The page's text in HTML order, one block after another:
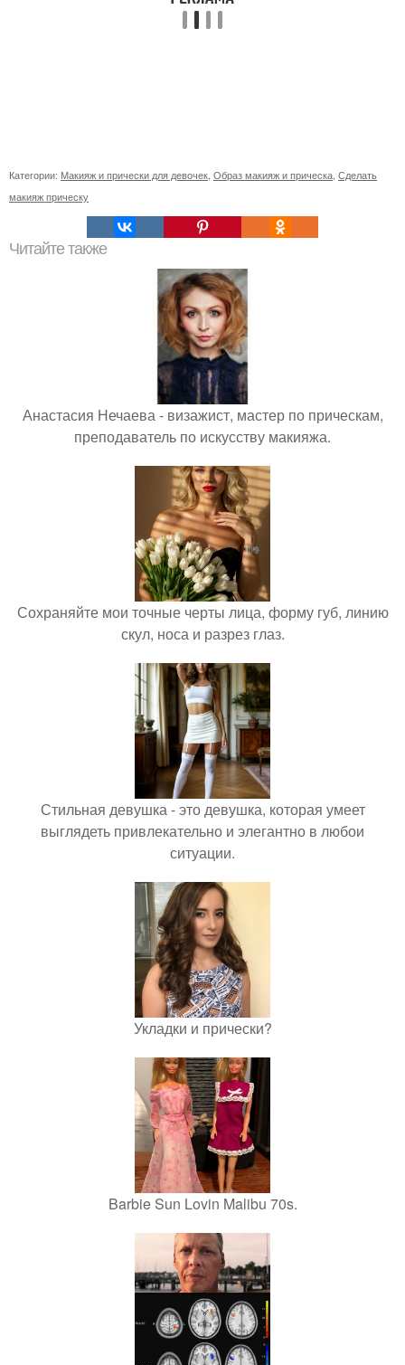
Категории: Макияж и прически для девочек Образ макияж и прическа Сделать
макияж прическу
Читайте также
Анастасия Нечаева - визажист, мастер по прическам,
преподаватель по искусству макияжа.
Сохраняйте мои точные черты лица, форму губ, линию
скул, носа и разрез глаз.
Стильная девушка - это девушка, которая умеет
выглядеть привлекательно и элегантно в любои
ситуации.
Укладки и прически?
Barbie Sun Lovin Malibu 70s.